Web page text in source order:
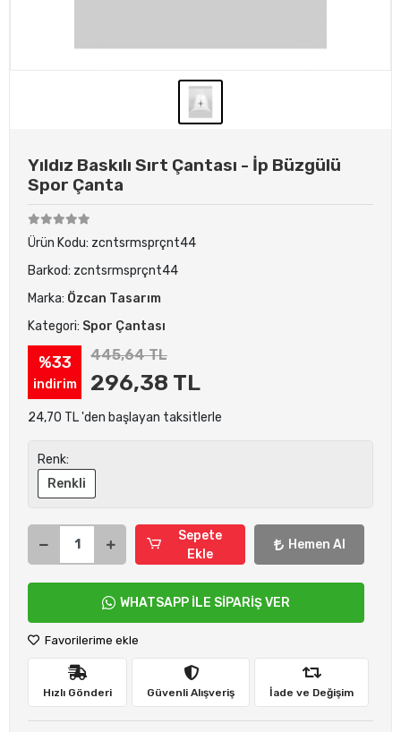
Yıldız Baskılı Sırt Çantası - İp Büzgülü
Spor Çanta
Ürün Kodu: zcntsrmsprçnt44
Barkod: zcntsrmsprçnt44
Marka: Özcan Tasarım
Kategori: Spor Çantası
%33
indirim
445,64 TL
296,38 TL
24,70 TL 'den başlayan taksitlerle
Renk:
Renkli
Sepete
Ekle
Hemen Al
WHATSAPP İLE SİPARİŞ VER
Favorilerime ekle
Hızlı Gönderi Güvenli Alışveriş İade ve Değişim